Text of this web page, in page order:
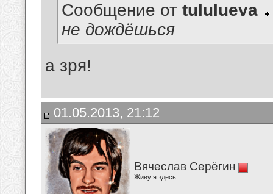
Сообщение от tululueva
не дождёшься
а зря!
01.05.2013, 21:12
Вячеслав Серёгин
Живу я здесь